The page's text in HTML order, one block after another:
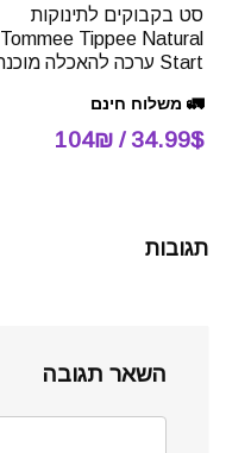
סט בקבוקים לתינוקות
Tommee Tippee Natural
Start ערכה להאכלה מוכנה
🚛 משלוח חינם
34.99$ / 104₪
תגובות
השאר תגובה